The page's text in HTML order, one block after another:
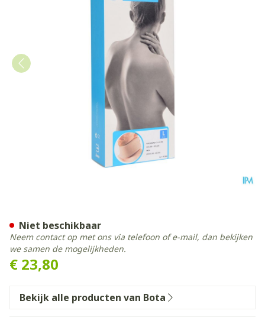
€ 23,80
Niet beschikbaar
Neem contact op met ons via telefoon of e-mail, dan bekijken
we samen de mogelijkheden.
Bekijk alle producten van Bota